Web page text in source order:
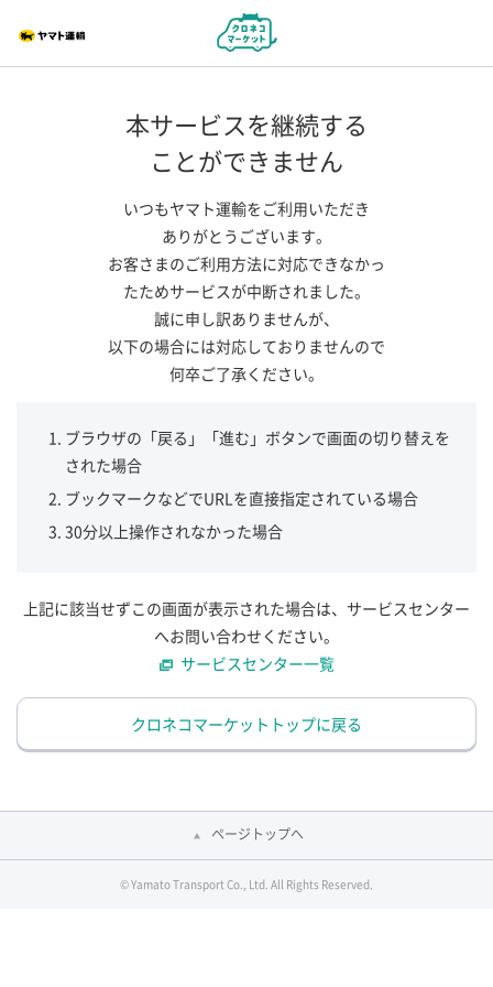
本サービスを継続する
ことができません
いつもヤマト運輸をご利用いただき
ありがとうございます。
お客さまのご利用方法に対応できなかっ
たためサービスが中断されました。
誠に申し訳ありませんが、
以下の場合には対応しておりませんので
何卒ご了承ください。
ブラウザの「戻る」「進む」ボタンで画面の切り替えを
された場合
ブックマークなどでURLを直接指定されている場合
30分以上操作されなかった場合
上記に該当せずこの画面が表示された場合は、サービスセンター
へお問い合わせください。
サービスセンター一覧
クロネコマーケットトップに戻る
ページトップへ
© Yamato Transport Co., Ltd. All Rights Reserved.